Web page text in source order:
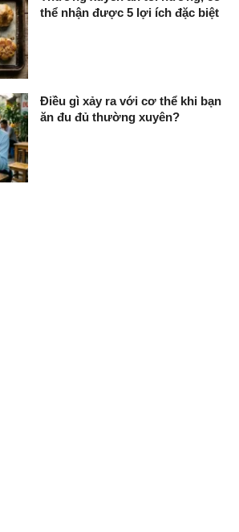
thể nhận được 5 lợi ích đặc biệt
Điều gì xảy ra với cơ thể khi bạn
ăn đu đủ thường xuyên?